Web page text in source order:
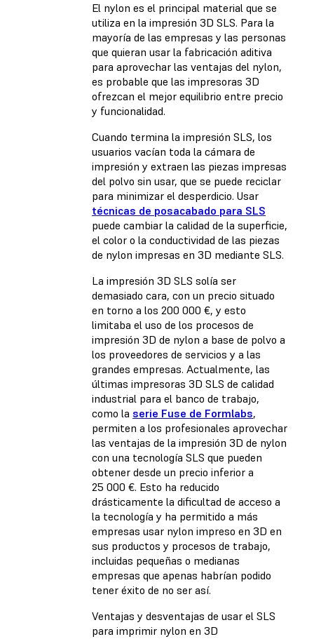
El nylon es el principal material que se
utiliza en la impresión 3D SLS. Para la
mayoría de las empresas y las personas
que quieran usar la fabricación aditiva
para aprovechar las ventajas del nylon,
es probable que las impresoras 3D
ofrezcan el mejor equilibrio entre precio
y funcionalidad.
Cuando termina la impresión SLS, los
usuarios vacían toda la cámara de
impresión y extraen las piezas impresas
del polvo sin usar, que se puede reciclar
para minimizar el desperdicio. Usar
técnicas de posacabado para SLS
puede cambiar la calidad de la superficie,
el color o la conductividad de las piezas
de nylon impresas en 3D mediante SLS.
La impresión 3D SLS solía ser
demasiado cara, con un precio situado
en torno a los 200 000 €, y esto
limitaba el uso de los procesos de
impresión 3D de nylon a base de polvo a
los proveedores de servicios y a las
grandes empresas. Actualmente, las
últimas impresoras 3D SLS de calidad
industrial para el banco de trabajo,
como la serie Fuse de Formlabs,
permiten a los profesionales aprovechar
las ventajas de la impresión 3D de nylon
con una tecnología SLS que pueden
obtener desde un precio inferior a
25 000 €. Esto ha reducido
drásticamente la dificultad de acceso a
la tecnología y ha permitido a más
empresas usar nylon impreso en 3D en
sus productos y procesos de trabajo,
incluidas pequeñas o medianas
empresas que apenas habrían podido
tener éxito de no ser así.
Ventajas y desventajas de usar el SLS
para imprimir nylon en 3D